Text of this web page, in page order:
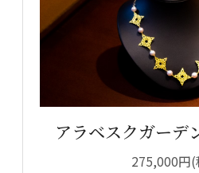
アラベスクガーデ
275,000円(